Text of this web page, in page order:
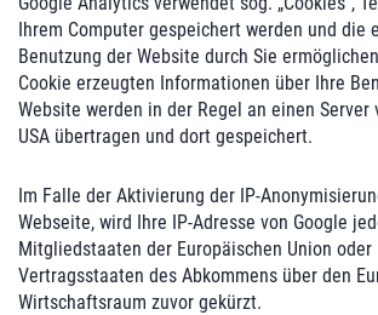
Ihrem Computer gespeichert werden und die
Benutzung der Website durch Sie
Cookie erzeugten Informationen über Ihre
Website werden in der Regel an einen Server
USA übertragen und dort gespeichert.
Im Falle der Aktivierung der IP-
Webseite, wird Ihre IP-Adresse von Google
Mitgliedstaaten der Europäischen Union oder
Vertragsstaaten des Abkommens über den
Wirtschaftsraum zuvor gekürzt.